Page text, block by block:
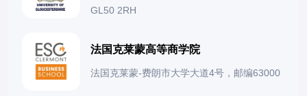
GL50 2RH
法国克莱蒙高等商学院
法国克莱蒙-费朗市大学大道4号，邮编63000